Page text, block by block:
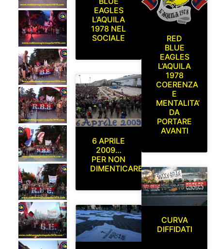
EAGLES
L’AQUILA
1978 NEL
SOCIALE
6 APRILE
2009…
PER NON
DIMENTICARE
RED
BLUE
EAGLES
L’AQUILA
1978
COERENZA
E
MENTALITA’
DA
PORTARE
AVANTI
CURVA
DIFFIDATI